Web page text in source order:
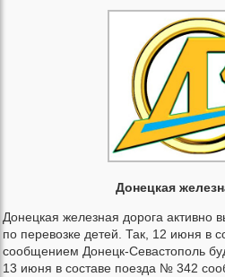
Донецкая
Донецкая железная дорога активно
по перевозке детей. Так, 12 июня в
сообщением Донецк-Севастополь
13 июня в составе поезда № 342